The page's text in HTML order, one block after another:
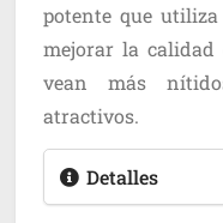
potente que
mejorar la calidad
vean más
atractivos.
Detalles